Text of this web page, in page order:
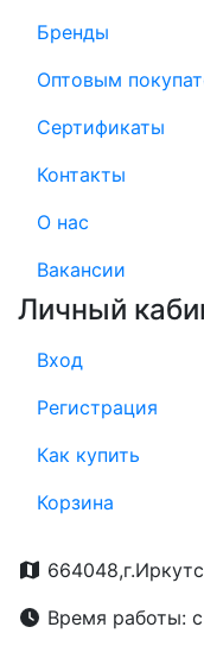
Бренды
Оптовым
Сертификаты
Контакты
О нас
Вакансии
Личный
Вход
Регистрация
Как купить
Корзина
Время работы: